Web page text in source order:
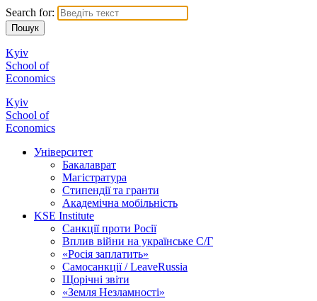
Search for:
Kyiv
School of
Economics
Kyiv
School of
Economics
Університет
Бакалаврат
Магістратура
Стипендії та гранти
Академічна мобільність
KSE Institute
Санкції проти Росії
Вплив війни на українське С/Г
«Росія заплатить»
Самосанкції / LeaveRussia
Щорічні звіти
«Земля Незламності»